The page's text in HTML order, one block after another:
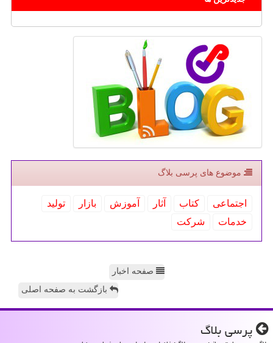
موضوع های پرسی بلاگ
اجتماعی كتاب آثار آموزش بازار
تولید
خدمات
شركت
صفحه اخبار
بازگشت به صفحه اصلی
پرسی بلاگ